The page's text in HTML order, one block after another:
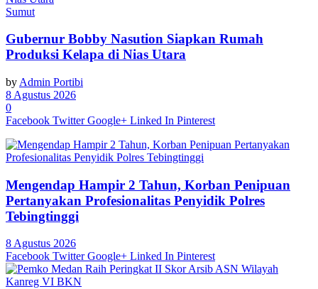
Sumut
Gubernur Bobby Nasution Siapkan Rumah
Produksi Kelapa di Nias Utara
by Admin Portibi
8 Agustus 2026
0
Facebook Twitter Google+ Linked In Pinterest
Mengendap Hampir 2 Tahun, Korban Penipuan
Pertanyakan Profesionalitas Penyidik Polres
Tebingtinggi
8 Agustus 2026
Facebook Twitter Google+ Linked In Pinterest